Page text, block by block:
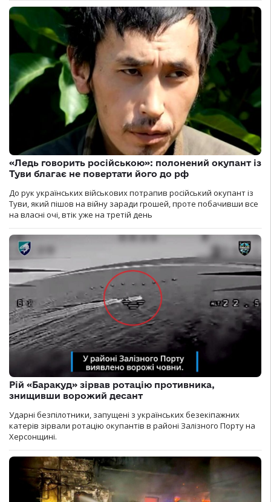
«Ледь говорить російською»: полонений окупант із
Туви благає не повертати його до рф
До рук українських військових потрапив російський окупант із
Туви, який пішов на війну заради грошей, проте побачивши все
на власні очі, втік уже на третій день
Рій «Баракуд» зірвав ротацію противника,
знищивши ворожий десант
Ударні безпілотники, запущені з українських безекіпажних
катерів зірвали ротацію окупантів в районі Залізного Порту на
Херсонщині.